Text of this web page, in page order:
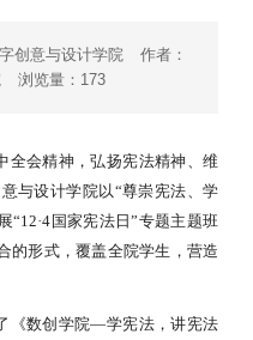
创意与设计学院
作者：
浏览量： 173
全会精神，弘扬宪法精神、维
与设计学院以“尊崇宪法、学
“12·4国家宪法日”专题主题班
的形式，覆盖全院学生，营造
《数创学院—学宪法，讲宪法